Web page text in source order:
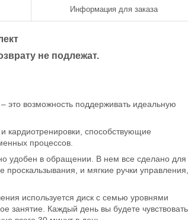
Информация для заказа
не подлежат.
это возможность поддерживать идеальную
кардиотренировки, способствующие
процессов.
удобен в обращении. В нем все сделано для
и мягкие ручки
используется диск с семью уровнями
занятие. Каждый день вы будете чувствовать